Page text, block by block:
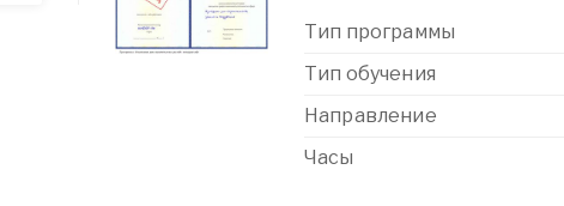
Тип программы
Тип обучения
Направление
Часы